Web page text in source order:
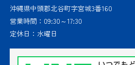
沖縄県中頭郡北谷町字宮城3番160
営業時間： 09:30～17:30
定休日： 水曜日